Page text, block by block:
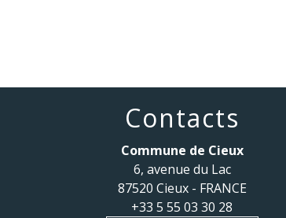
Contacts
Commune de Cieux
6, avenue du Lac
87520 Cieux - FRANCE
+33 5 55 03 30 28